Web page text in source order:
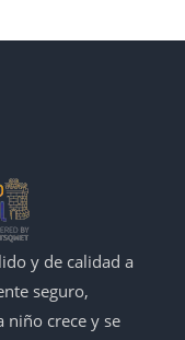
y de calidad a
seguro,
niño crece y se